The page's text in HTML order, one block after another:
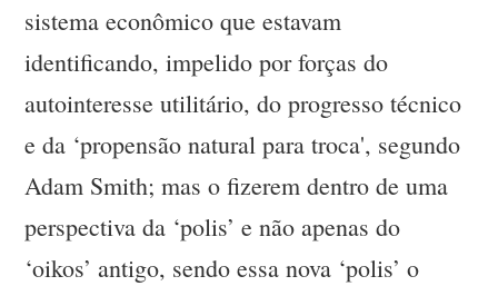
sistema econômico que estavam
identificando, impelido por forças do
autointeresse utilitário, do progresso técnico
e da ‘propensão natural para troca', segundo
Adam Smith; mas o fizerem dentro de uma
perspectiva da ‘polis’ e não apenas do
‘oikos’ antigo, sendo essa nova ‘polis’ o